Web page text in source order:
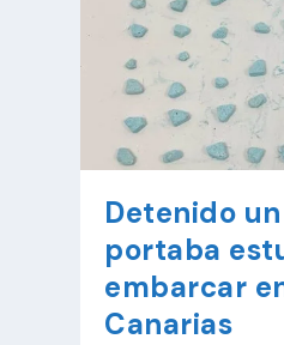
Detenido
portaba
embarcar
Canarias